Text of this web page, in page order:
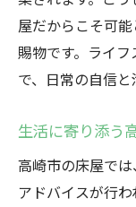
屋だからこそ可
賜物です。ライ
で、日常の自信と
生活に寄り添う
高崎市の床屋で
アドバイスが行